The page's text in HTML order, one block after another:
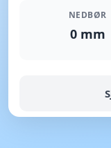
NEDBØR
0 mm